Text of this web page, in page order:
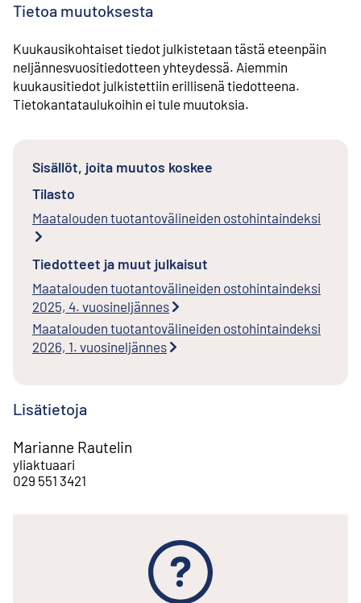
Tietoa muutoksesta
Kuukausikohtaiset tiedot julkistetaan tästä eteenpäin
neljännesvuositiedotteen yhteydessä. Aiemmin
kuukausitiedot julkistettiin erillisenä tiedotteena.
Tietokantataulukoihin ei tule muutoksia.
Sisällöt, joita muutos koskee
Tilasto
Maatalouden tuotantovälineiden ostohintaindeksi
Tiedotteet ja muut julkaisut
Maatalouden tuotantovälineiden ostohintaindeksi
2025, 4. vuosineljännes
Maatalouden tuotantovälineiden ostohintaindeksi
2026, 1. vuosineljännes
Lisätietoja
Marianne Rautelin
yliaktuaari
029 551 3421